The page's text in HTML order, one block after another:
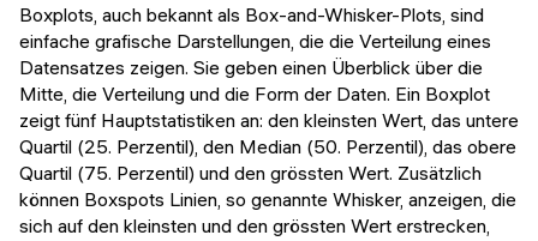
Boxplots, auch bekannt als Box-and-Whisker-Plots, sind
einfache grafische Darstellungen, die die Verteilung eines
Datensatzes zeigen. Sie geben einen Überblick über die
Mitte, die Verteilung und die Form der Daten. Ein Boxplot
zeigt fünf Hauptstatistiken an: den kleinsten Wert, das untere
Quartil (25. Perzentil), den Median (50. Perzentil), das obere
Quartil (75. Perzentil) und den grössten Wert. Zusätzlich
können Boxspots Linien, so genannte Whisker, anzeigen, die
sich auf den kleinsten und den grössten Wert erstrecken,